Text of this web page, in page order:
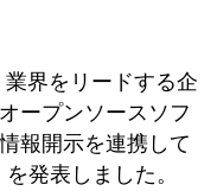
界をリードする企
ープンソースソフ
報開示を連携して
発表しました。